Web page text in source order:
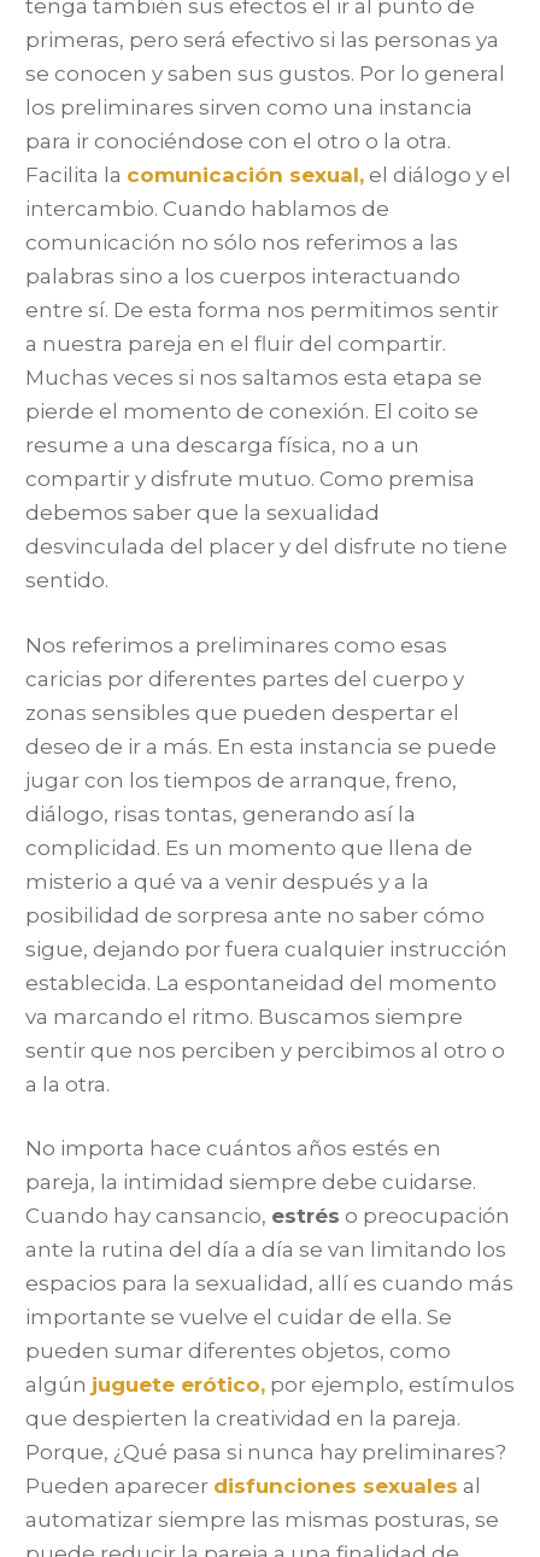
tenga también sus efectos el ir al punto de
primeras, pero será efectivo si las personas ya
se conocen y saben sus gustos. Por lo general
los preliminares sirven como una instancia
para ir conociéndose con el otro o la otra.
Facilita la comunicación sexual, el diálogo y el
intercambio. Cuando hablamos de
comunicación no sólo nos referimos a las
palabras sino a los cuerpos interactuando
entre sí. De esta forma nos permitimos sentir
a nuestra pareja en el fluir del compartir.
Muchas veces si nos saltamos esta etapa se
pierde el momento de conexión. El coito se
resume a una descarga física, no a un
compartir y disfrute mutuo. Como premisa
debemos saber que la sexualidad
desvinculada del placer y del disfrute no tiene
sentido.
Nos referimos a preliminares como esas
caricias por diferentes partes del cuerpo y
zonas sensibles que pueden despertar el
deseo de ir a más. En esta instancia se puede
jugar con los tiempos de arranque, freno,
diálogo, risas tontas, generando así la
complicidad. Es un momento que llena de
misterio a qué va a venir después y a la
posibilidad de sorpresa ante no saber cómo
sigue, dejando por fuera cualquier instrucción
establecida. La espontaneidad del momento
va marcando el ritmo. Buscamos siempre
sentir que nos perciben y percibimos al otro o
a la otra.
No importa hace cuántos años estés en
pareja, la intimidad siempre debe cuidarse.
Cuando hay cansancio, estrés o preocupación
ante la rutina del día a día se van limitando los
espacios para la sexualidad, allí es cuando más
importante se vuelve el cuidar de ella. Se
pueden sumar diferentes objetos, como
algún juguete erótico, por ejemplo, estímulos
que despierten la creatividad en la pareja.
Porque, ¿Qué pasa si nunca hay preliminares?
Pueden aparecer disfunciones sexuales al
automatizar siempre las mismas posturas, se